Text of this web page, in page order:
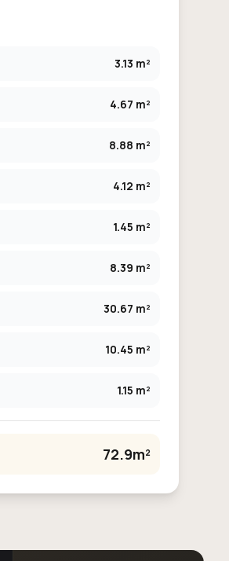
3.13 m²
4.67 m²
8.88 m²
4.12 m²
1.45 m²
8.39 m²
30.67 m²
10.45 m²
1.15 m²
72.9m²